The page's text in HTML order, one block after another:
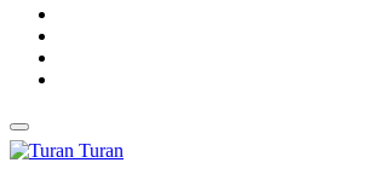
Turan